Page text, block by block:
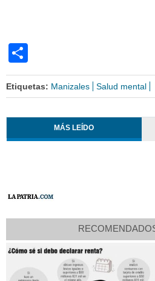
Etiquetas: Manizales Salud mental
MÁS LEÍDO